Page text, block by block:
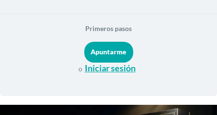
Primeros pasos
o Iniciar sesión